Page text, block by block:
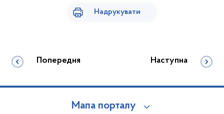
Надрукувати
Попередня Наступна
Мапа порталу